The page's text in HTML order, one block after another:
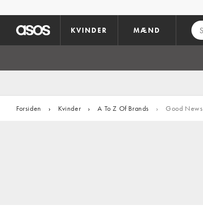
KVINDER MÆND
Forsiden › Kvinder › A To Z Of Brands › Good News